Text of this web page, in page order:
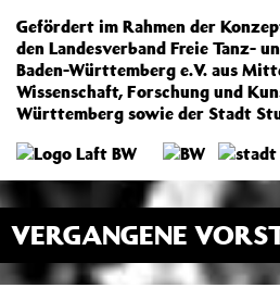
Gefördert im Rahmen der
den Landesverband Freie Tanz-
Baden-Württemberg e.V. aus
Wissenschaft, Forschung und
Württemberg sowie der Stadt
VERGANGENE